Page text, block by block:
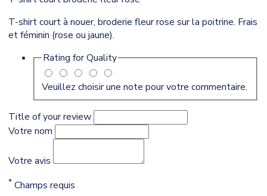
T-shirt court à nouer, broderie fleur rose sur la poitrine. Frais
et féminin (rose ou jaune).
Rating forQuality
Veuillez choisir une note pour votre commentaire.
Title of your review
Votre nom
Votre avis
* Champs requis